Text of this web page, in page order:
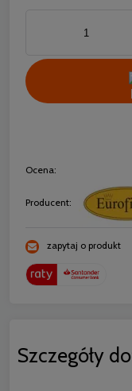
Ocena:
Producent:
zapytaj o produkt
Szczegóły